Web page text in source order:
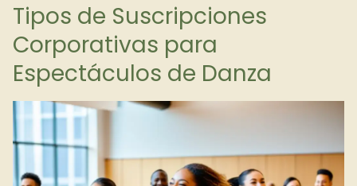
Tipos de Suscripciones
Corporativas para
Espectáculos de Danza